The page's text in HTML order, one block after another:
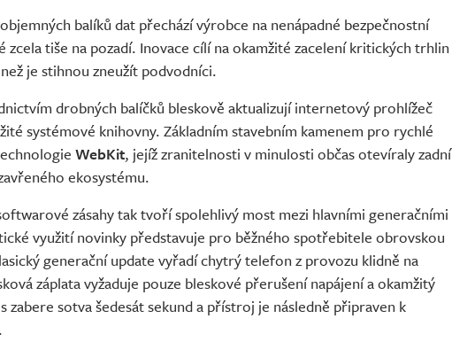
balíků dat přechází výrobce na nenápadné bezpečnostní
zcela tiše na pozadí. Inovace cílí na okamžité zacelení kritických trhlin
je stihnou zneužít podvodníci.
drobných balíčků bleskově aktualizují internetový prohlížeč
systémové knihovny. Základním stavebním kamenem pro rychlé
WebKit, jejíž zranitelnosti v minulosti občas otevíraly zadní
ekosystému.
zásahy tak tvoří spolehlivý most mezi hlavními generačními
využití novinky představuje pro běžného spotřebitele obrovskou
generační update vyřadí chytrý telefon z provozu klidně na
záplata vyžaduje pouze bleskové přerušení napájení a okamžitý
zabere sotva šedesát sekund a přístroj je následně připraven k